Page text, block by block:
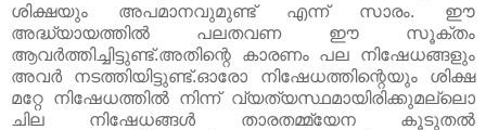
ശിക്ഷയും അപമാനവുമുണ്ട് എന്ന് സാരം. ഈ
അദ്ധ്യായത്തിൽ പലതവണ ഈ സൂക്തം
ആവർത്തിച്ചിട്ടുണ്ട്.അതിന്റെ കാരണം പല നിഷേധങ്ങളും
അവർ നടത്തിയിട്ടുണ്ട്.ഓരോ നിഷേധത്തിന്റെയും ശിക്ഷ
മറ്റേ നിഷേധത്തിൽ നിന്ന് വ്യത്യസ്ഥമായിരിക്കുമല്ലൊ
ചില നിഷേധങ്ങൾ താരതമ്മ്യേന കൂടുതൽ